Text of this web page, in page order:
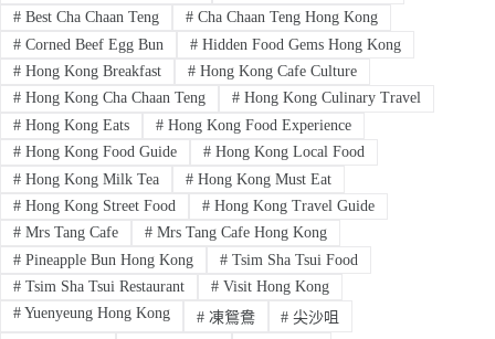
#Best Cha Chaan Teng #Cha Chaan Teng Hong Kong
#Corned Beef Egg Bun #Hidden Food Gems Hong Kong
#Hong Kong Breakfast #Hong Kong Cafe Culture
#Hong Kong Cha Chaan Teng #Hong Kong Culinary Travel
#Hong Kong Eats #Hong Kong Food Experience
#Hong Kong Food Guide #Hong Kong Local Food
#Hong Kong Milk Tea #Hong Kong Must Eat
#Hong Kong Street Food #Hong Kong Travel Guide
#Mrs Tang Cafe #Mrs Tang Cafe Hong Kong
#Pineapple Bun Hong Kong #Tsim Sha Tsui Food
#Tsim Sha Tsui Restaurant #Visit Hong Kong
#Yuenyeung Hong Kong #凍鴛鴦 # 尖沙咀